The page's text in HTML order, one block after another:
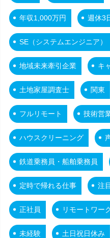
年収1,000万円 週休3
SE（システムエンジニア）
地域未来牽引企業 キ
土地家屋調査士 関東
フルリモート 技術営
ハウスクリーニング
鉄道乗務員・船舶乗務員
定時で帰れる仕事 注
正社員 リモートワー
未経験 土日祝日休み